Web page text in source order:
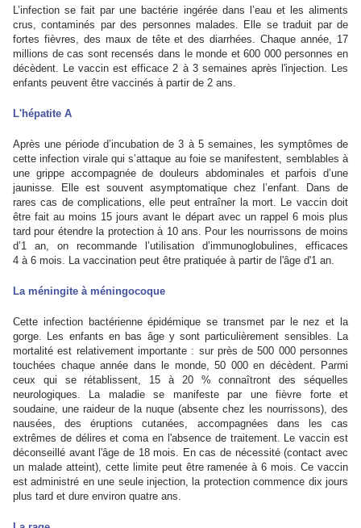
L’infection se fait par une bactérie ingérée dans l’eau et les aliments
crus, contaminés par des personnes malades. Elle se traduit par de
fortes fièvres, des maux de tête et des diarrhées. Chaque année, 17
millions de cas sont recensés dans le monde et 600 000 personnes en
décèdent. Le vaccin est efficace 2 à 3 semaines après l'injection. Les
enfants peuvent être vaccinés à partir de 2 ans.
L'hépatite A
Après une période d’incubation de 3 à 5 semaines, les symptômes de
cette infection virale qui s’attaque au foie se manifestent, semblables à
une grippe accompagnée de douleurs abdominales et parfois d’une
jaunisse. Elle est souvent asymptomatique chez l’enfant. Dans de
rares cas de complications, elle peut entraîner la mort. Le vaccin doit
être fait au moins 15 jours avant le départ avec un rappel 6 mois plus
tard pour étendre la protection à 10 ans. Pour les nourrissons de moins
d’1 an, on recommande l’utilisation d’immunoglobulines, efficaces
4 à 6 mois. La vaccination peut être pratiquée à partir de l'âge d'1 an.
La méningite à méningocoque
Cette infection bactérienne épidémique se transmet par le nez et la
gorge. Les enfants en bas âge y sont particulièrement sensibles. La
mortalité est relativement importante : sur près de 500 000 personnes
touchées chaque année dans le monde, 50 000 en décèdent. Parmi
ceux qui se rétablissent, 15 à 20 % connaîtront des séquelles
neurologiques. La maladie se manifeste par une fièvre forte et
soudaine, une raideur de la nuque (absente chez les nourrissons), des
nausées, des éruptions cutanées, accompagnées dans les cas
extrêmes de délires et coma en l'absence de traitement. Le vaccin est
déconseillé avant l'âge de 18 mois. En cas de nécessité (contact avec
un malade atteint), cette limite peut être ramenée à 6 mois. Ce vaccin
est administré en une seule injection, la protection commence dix jours
plus tard et dure environ quatre ans.